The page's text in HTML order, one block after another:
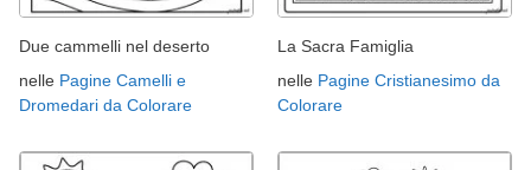
Due cammelli nel deserto
nelle Pagine Camelli e
Dromedari da Colorare
La Sacra Famiglia
nelle Pagine Cristianesimo da
Colorare